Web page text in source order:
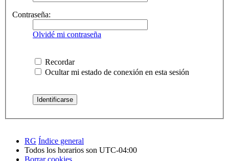
Contraseña:
Olvidé mi contraseña
Recordar
Ocultar mi estado de conexión en esta sesión
RG Índice general
Todos los horarios son UTC-04:00
Borrar cookies